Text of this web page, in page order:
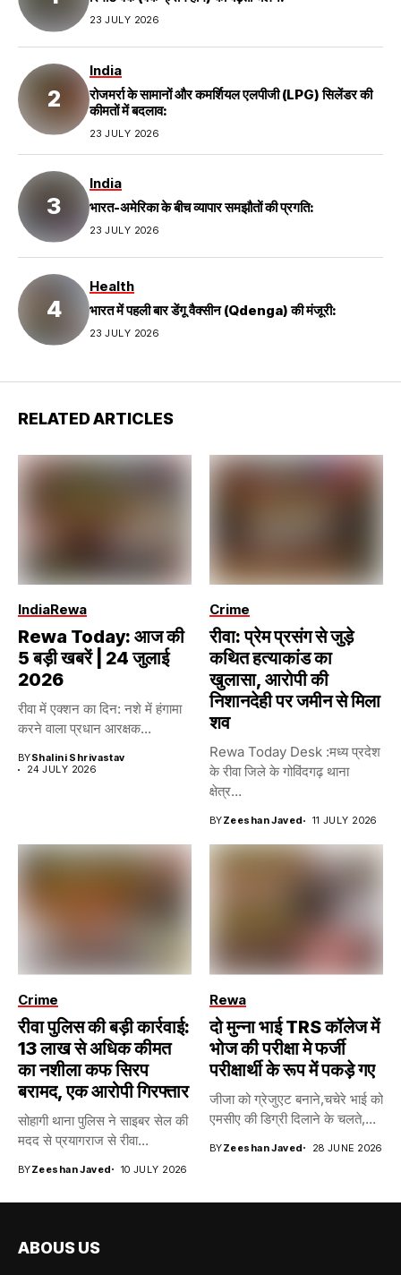
23 JULY 2026
India
रोजमर्रा के सामानों और कमर्शियल एलपीजी (LPG) सिलेंडर की
कीमतों में बदलाव:
23 JULY 2026
India
भारत-अमेरिका के बीच व्यापार समझौतों की प्रगति:
23 JULY 2026
Health
भारत में पहली बार डेंगू वैक्सीन (Qdenga) की मंजूरी:
23 JULY 2026
RELATED ARTICLES
IndiaRewa
Rewa Today: आज की
5 बड़ी खबरें | 24 जुलाई
2026
रीवा में एक्शन का दिन: नशे में हंगामा
करने वाला प्रधान आरक्षक...
BYShalini Shrivastav
24 JULY 2026
Crime
रीवा: प्रेम प्रसंग से जुड़े
कथित हत्याकांड का
खुलासा, आरोपी की
निशानदेही पर जमीन से मिला
शव
Rewa Today Desk :मध्य प्रदेश
के रीवा जिले के गोविंदगढ़ थाना
क्षेत्र...
BYZeeshan Javed 11 JULY 2026
Crime
रीवा पुलिस की बड़ी कार्रवाई:
13 लाख से अधिक कीमत
का नशीला कफ सिरप
बरामद, एक आरोपी गिरफ्तार
सोहागी थाना पुलिस ने साइबर सेल की
मदद से प्रयागराज से रीवा...
BYZeeshan Javed 10 JULY 2026
Rewa
दो मुन्ना भाई TRS कॉलेज में
भोज की परीक्षा मे फर्जी
परीक्षार्थी के रूप में पकड़े गए
जीजा को ग्रेजुएट बनाने,चचेरे भाई को
एमसीए की डिग्री दिलाने के चलते,...
BYZeeshan Javed 28 JUNE 2026
ABOUS US